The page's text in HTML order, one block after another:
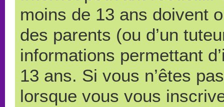
moins de 13 ans doivent
des parents (ou d’un
informations permettant
13 ans. Si vous n’êtes
lorsque vous vous